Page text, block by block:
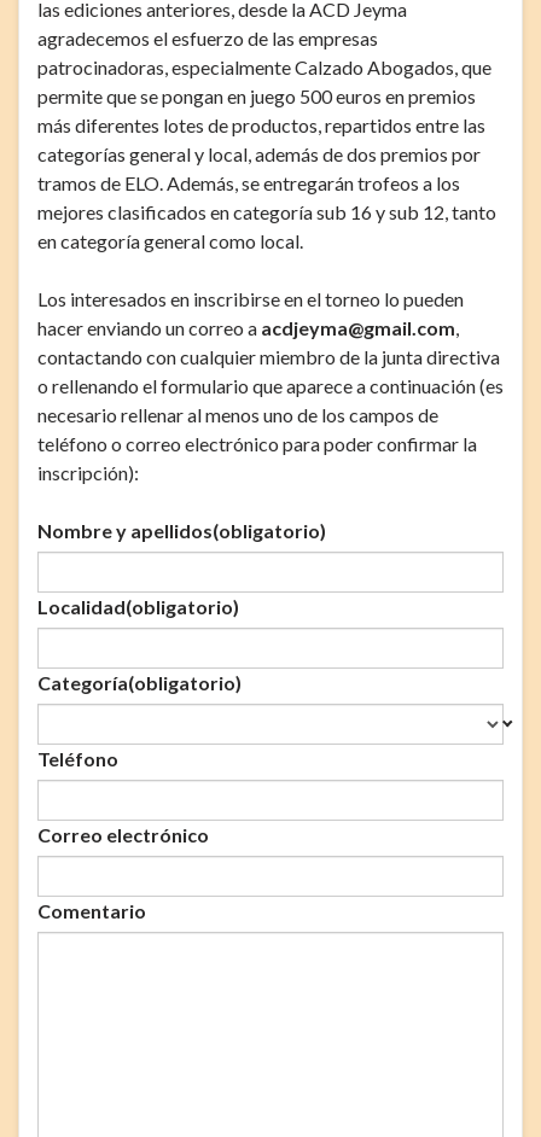
las ediciones anteriores, desde la ACD Jeyma
agradecemos el esfuerzo de las empresas
patrocinadoras, especialmente Calzado Abogados, que
permite que se pongan en juego 500 euros en premios
más diferentes lotes de productos, repartidos entre las
categorías general y local, además de dos premios por
tramos de ELO. Además, se entregarán trofeos a los
mejores clasificados en categoría sub 16 y sub 12, tanto
en categoría general como local.
Los interesados en inscribirse en el torneo lo pueden
hacer enviando un correo a acdjeyma@gmail.com,
contactando con cualquier miembro de la junta directiva
o rellenando el formulario que aparece a continuación (es
necesario rellenar al menos uno de los campos de
teléfono o correo electrónico para poder confirmar la
inscripción):
Nombre y apellidos(obligatorio)
Localidad(obligatorio)
Categoría(obligatorio)
Teléfono
Correo electrónico
Comentario